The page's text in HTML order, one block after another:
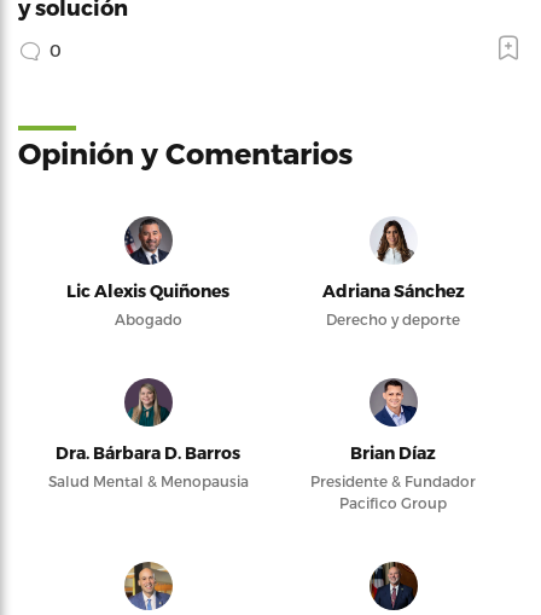
y solución
0
Opinión y Comentarios
Lic Alexis Quiñones
Abogado
Adriana Sánchez
Derecho y deporte
Dra. Bárbara D. Barros
Salud Mental & Menopausia
Brian Díaz
Presidente & Fundador
Pacifico Group